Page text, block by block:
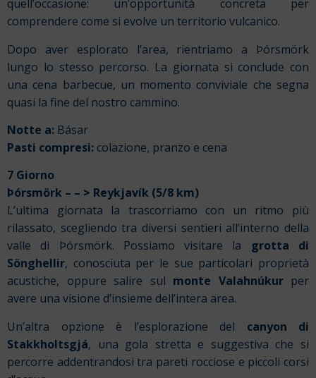
quell’occasione: un’opportunità concreta per
comprendere come si evolve un territorio vulcanico.
Dopo aver esplorato l’area, rientriamo a Þórsmörk
lungo lo stesso percorso. La giornata si conclude con
una cena barbecue, un momento conviviale che segna
quasi la fine del nostro cammino.
Notte a: Básar
Pasti compresi: colazione, pranzo e cena
7 Giorno
Þórsmörk – – > Reykjavík (5/8 km)
L’ultima giornata la trascorriamo con un ritmo più
rilassato, scegliendo tra diversi sentieri all’interno della
valle di Þórsmörk. Possiamo visitare la grotta di
Sönghellir, conosciuta per le sue particolari proprietà
acustiche, oppure salire sul monte Valahnúkurper
avere una visione d’insieme dell’intera area.
Un’altra opzione è l’esplorazione del canyon di
Stakkholtsgjá, una gola stretta e suggestiva che si
percorre addentrandosi tra pareti rocciose e piccoli corsi